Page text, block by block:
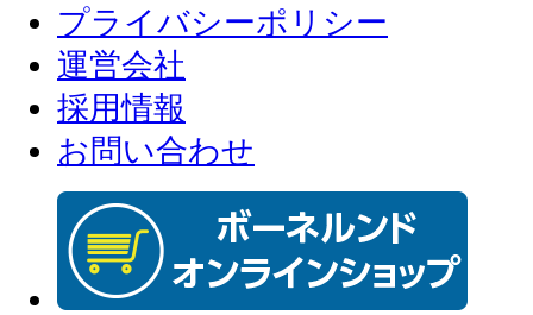
プライバシーポリシー
運営会社
採用情報
お問い合わせ